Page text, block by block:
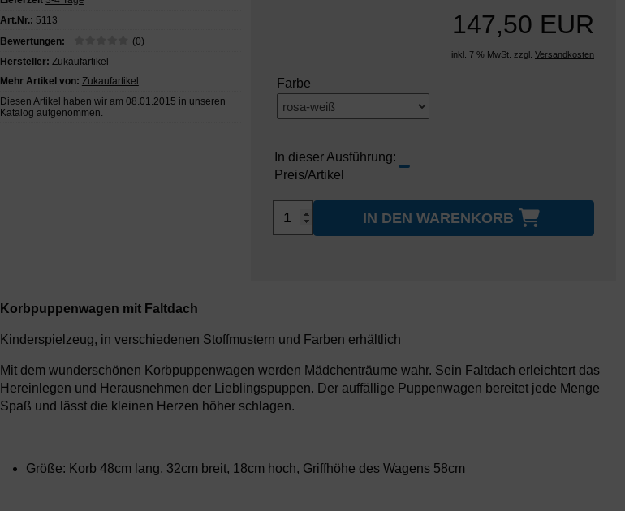
Art.Nr.: 5113
Bewertungen:
(0)
Hersteller: Zukaufartikel
Mehr Artikel von: Zukaufartikel
Diesen Artikel haben wir am 08.01.2015 in unseren
Katalog aufgenommen.
147,50 EUR
inkl. 7 % MwSt. zzgl. Versandkosten
Farbe
In dieser Ausführung:
Preis/Artikel
IN DEN WARENKORB
Korbpuppenwagen mit Faltdach
Kinderspielzeug, in verschiedenen Stoffmustern und Farben erhältlich
Mit dem wunderschönen Korbpuppenwagen werden Mädchenträume wahr. Sein Faltdach erleichtert das
Hereinlegen und Herausnehmen der Lieblingspuppen. Der auffällige Puppenwagen bereitet jede Menge
Spaß und lässt die kleinen Herzen höher schlagen.
Größe: Korb 48cm lang, 32cm breit, 18cm hoch, Griffhöhe des Wagens 58cm